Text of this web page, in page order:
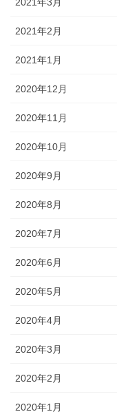
2021年2月
2021年1月
2020年12月
2020年11月
2020年10月
2020年9月
2020年8月
2020年7月
2020年6月
2020年5月
2020年4月
2020年3月
2020年2月
2020年1月